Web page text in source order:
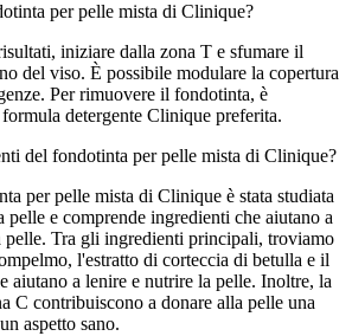
per pelle mista di Clinique?
iniziare dalla zona T e sfumare il
del viso. È possibile modulare la copertura
Per rimuovere il fondotinta, è
detergente Clinique preferita.
del fondotinta per pelle mista di Clinique?
per pelle mista di Clinique è stata studiata
pelle e comprende ingredienti che aiutano a
pelle. Tra gli ingredienti principali, troviamo
l'estratto di corteccia di betulla e il
aiutano a lenire e nutrire la pelle. Inoltre, la
C contribuiscono a donare alla pelle una
aspetto sano.